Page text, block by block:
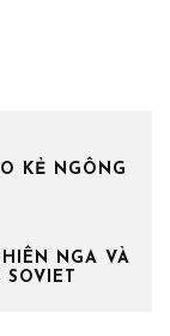
KẺ NGÔNG
NGA VÀ